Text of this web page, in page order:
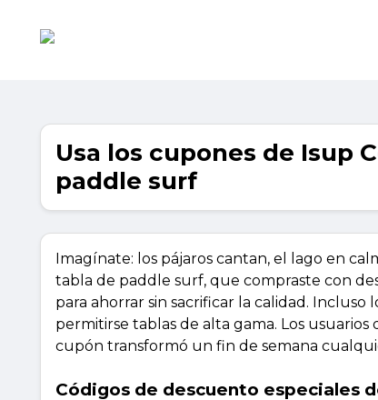
Usa los cupones de Isup
paddle surf
Imagínate: los pájaros cantan, el lago en
tabla de paddle surf, que compraste con
para ahorrar sin sacrificar la calidad.
permitirse tablas de alta gama. Los
cupón transformó un fin de semana
Códigos de descuento especiales